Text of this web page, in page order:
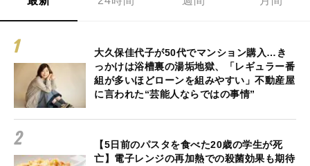
大久保佳代子が50代でマンション購入…き
っかけは浴槽裏の湯垢地獄、「レギュラー番
組が多いほどローンを組みやすい」不動産屋
に言われた“芸能人ならではの事情”
【5日前のパスタを食べた20歳の学生が死
亡】電子レンジの再加熱での殺菌効果も期待